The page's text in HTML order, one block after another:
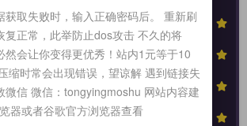
5802
在日常闲聊的缝隙里，埋下让她瞬间腿软的言语钩子？
5615
的她，在你的实时注视下哭着承认内心的荒芜？
6018
为什么你的声音，往往比皮鞭更能让她战栗？
面谈剧本：把“面试”变成一场让对方沉沦的心理外科手术。
获取失败时，输入正确密码后。 重新刷
复正常，此举防止dos攻击 不久的将
然会让你变得更优秀！站内1元等于10
缩时常会出现错误，望谅解 遇到链接失
微信 微信：tongyingmoshu 网站内容建
器或者谷歌官方浏览器查看